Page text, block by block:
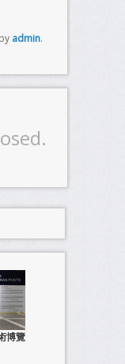
admin.
博覽